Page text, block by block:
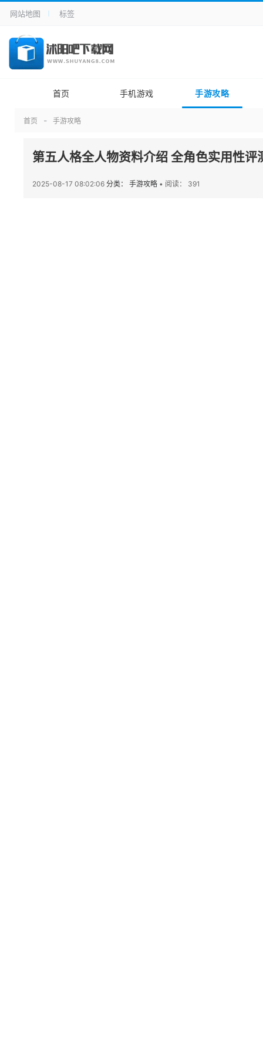
网站地图 标签
首页 手机游戏 手游攻略
首页 手游攻略
第五人格全人物资料介绍 全角色实用性评
2025-08-17 08:02:06 分类： 手游攻略 • 阅读： 391